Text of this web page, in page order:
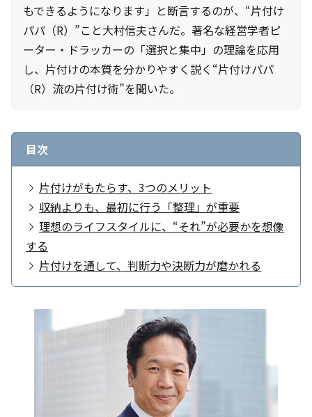
もできるようになります」と断言するのが、“片付け
パパ（R）”こと大村信夫さんだ。著名な経営学者ピ
ーター・ドラッカーの「選択と集中」の理論を応用
し、片付けの本質を分かりやすく説く“片付けパパ
（R）流の片付け術”を聞いた。
目次
片付けがもたらす、3つのメリット
収納よりも、最初に行う「整理」が重要
理想のライフスタイルに、“それ”が必要かを想像
する
片付けを通して、判断力や決断力が磨かれる